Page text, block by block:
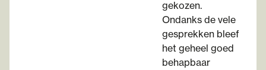
gekozen.
Ondanks de vele
gesprekken bleef
het geheel goed
behapbaar